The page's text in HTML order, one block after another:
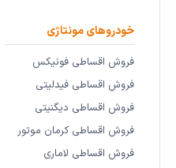
خودروهای مونتاژی
فروش اقساطی فونیکس
فروش اقساطی فیدلیتی
فروش اقساطی دیگنیتی
فروش اقساطی کرمان موتور
فروش اقساطی لاماری